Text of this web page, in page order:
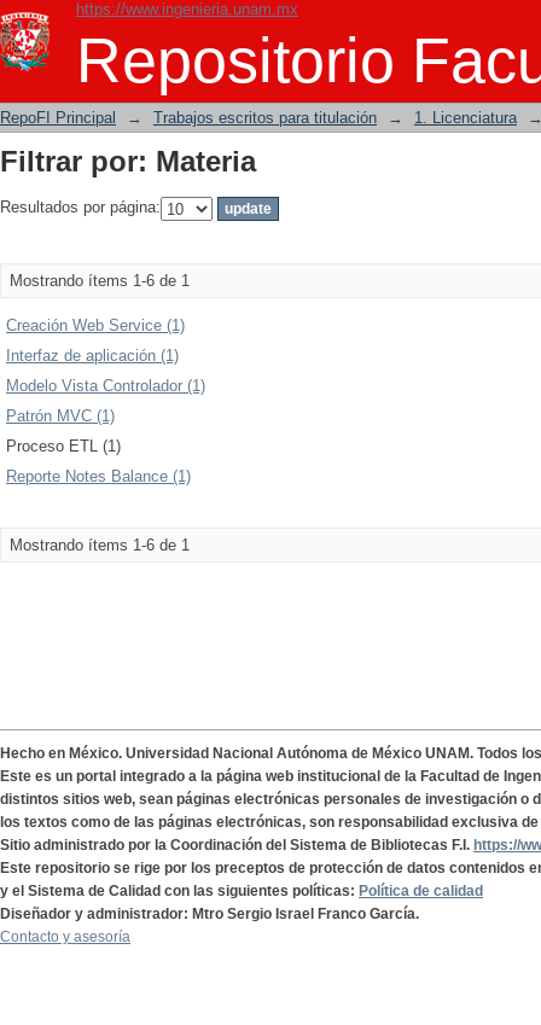
https://www.ingenieria.unam.mx
Repositorio
Filtrar por: Materia
RepoFI Principal → Trabajos escritos para titulación → 1. Licenciatura
Filtrar por: Materia
Resultados por página:
Mostrando ítems 1-6 de 1
Creación Web Service (1)
Interfaz de aplicación (1)
Modelo Vista Controlador (1)
Patrón MVC (1)
Proceso ETL (1)
Reporte Notes Balance (1)
Mostrando ítems 1-6 de 1
Hecho en México. Universidad Nacional Autónoma de México UNAM. Todos
Este es un portal integrado a la página web institucional de la Facultad de
distintos sitios web, sean páginas electrónicas personales de investigación o
los textos como de las páginas electrónicas, son responsabilidad exclusiva
Sitio administrado por la Coordinación del Sistema de Bibliotecas F.I. https://
Este repositorio se rige por los preceptos de protección de datos contenidos
y el Sistema de Calidad con las siguientes políticas: Política de calidad
Diseñador y administrador: Mtro Sergio Israel Franco García.
Contacto y asesoría